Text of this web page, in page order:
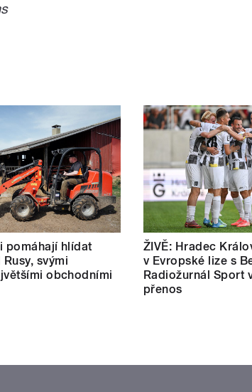
pomáhají hlídat
svými
obchodními
ŽIVĚ: Hradec
v Evropské lize s
Radiožurnál Sport
přenos